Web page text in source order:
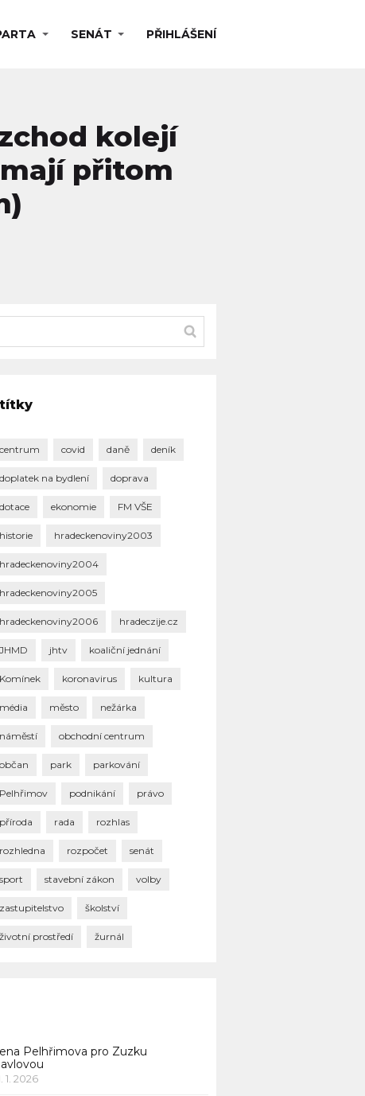
SENÁT PŘIHLÁŠENÍ
kolejí
přitom
centrum covid daně deník
doplatek na bydlení doprava
dotace ekonomie FM VŠE
historie hradeckenoviny2003
hradeckenoviny2004
hradeckenoviny2005
hradeckenoviny2006 hradeczije.cz
JHMD jhtv koaliční jednání
Komínek koronavirus kultura
média město nežárka
náměstí obchodní centrum
občan park parkování
Pelhřimov podnikání právo
příroda rada rozhlas
rozhledna rozpočet senát
sport stavební zákon volby
zastupitelstvo školství
životní prostředí žurnál
Pelhřimova pro Zuzku
1. 2026